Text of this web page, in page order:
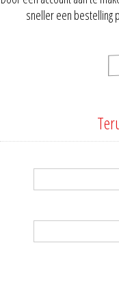
sneller een bestelling